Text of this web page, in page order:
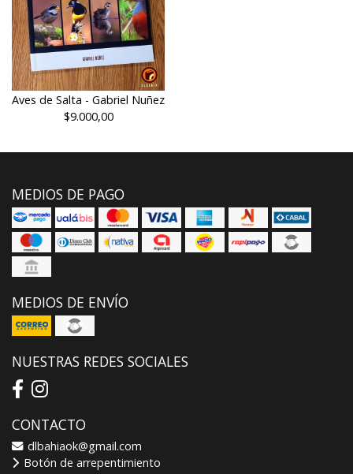
Aves de Salta - Gabriel Nuñez
$9.000,00
MEDIOS DE PAGO
MEDIOS DE ENVÍO
NUESTRAS REDES SOCIALES
CONTACTO
dlbahiaok@gmail.com
Botón de arrepentimiento